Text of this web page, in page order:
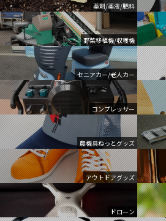
薬剤/薬液/肥料
野菜移植機/収穫機
セニアカー/老人カー
コンプレッサー
農機具ねっとグッズ
アウトドアグッズ
ドローン